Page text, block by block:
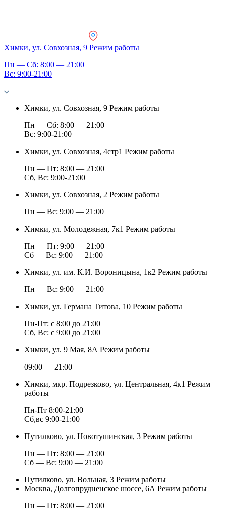
Химки, ул. Совхозная, 9 Режим работы
Пн — Сб: 8:00 — 21:00
Вс: 9:00-21:00
Химки, ул. Совхозная, 9 Режим работы
Пн — Сб: 8:00 — 21:00
Вс: 9:00-21:00
Химки, ул. Совхозная, 4стр1 Режим работы
Пн — Пт: 8:00 — 21:00
Сб, Вс: 9:00-21:00
Химки, ул. Совхозная, 2 Режим работы
Пн — Вс: 9:00 — 21:00
Химки, ул. Молодежная, 7к1 Режим работы
Пн — Пт: 9:00 — 21:00
Cб — Вс: 9:00 — 21:00
Химки, ул. им. К.И. Вороницына, 1к2 Режим работы
Пн — Вс: 9:00 — 21:00
Химки, ул. Германа Титова, 10 Режим работы
Пн-Пт: с 8:00 до 21:00
Сб, Вс: с 9:00 до 21:00
Химки, ул. 9 Мая, 8А Режим работы
09:00 — 21:00
Химки, мкр. Подрезково, ул. Центральная, 4к1 Режим
работы
Пн-Пт 8:00-21:00
Сб,вс 9:00-21:00
Путилково, ул. Новотушинская, 3 Режим работы
Пн — Пт: 8:00 — 21:00
Сб — Вс: 9:00 — 21:00
Путилково, ул. Вольная, 3 Режим работы
Москва, Долгопрудненское шоссе, 6А Режим работы
Пн — Пт: 8:00 — 21:00